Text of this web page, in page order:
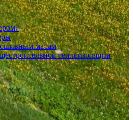
матам
теплоизоляции